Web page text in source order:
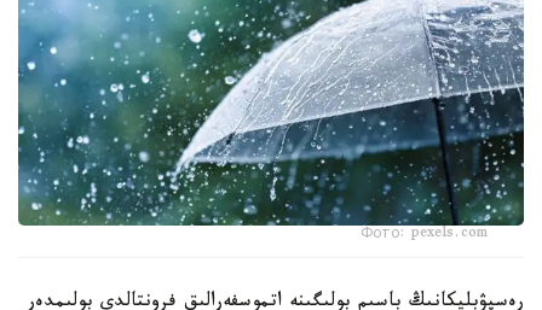
Фото: pexels.com
رەسپۋبليكانىڭ باسىم بولىگىنە اتموسفەرالىق فرونتالدى بولىمدەر